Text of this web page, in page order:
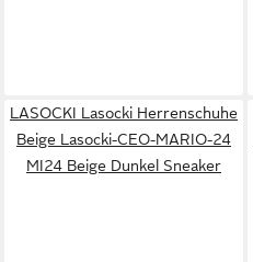
LASOCKI Lasocki Herrenschuhe
Beige Lasocki-CEO-MARIO-24
MI24 Beige Dunkel Sneaker